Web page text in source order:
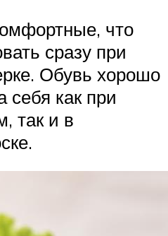
что
сразу при
Обувь хорошо
себя как при
так и в